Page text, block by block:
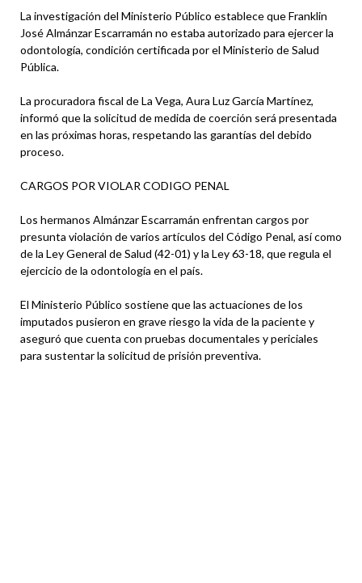
La investigación del Ministerio Público establece que Franklin
José Almánzar Escarramán no estaba autorizado para ejercer la
odontología, condición certificada por el Ministerio de Salud
Pública.
La procuradora fiscal de La Vega, Aura Luz García Martínez,
informó que la solicitud de medida de coerción será presentada
en las próximas horas, respetando las garantías del debido
proceso.
CARGOS POR VIOLAR CODIGO PENAL
Los hermanos Almánzar Escarramán enfrentan cargos por
presunta violación de varios artículos del Código Penal, así como
de la Ley General de Salud (42-01) y la Ley 63-18, que regula el
ejercicio de la odontología en el país.
El Ministerio Público sostiene que las actuaciones de los
imputados pusieron en grave riesgo la vida de la paciente y
aseguró que cuenta con pruebas documentales y periciales
para sustentar la solicitud de prisión preventiva.